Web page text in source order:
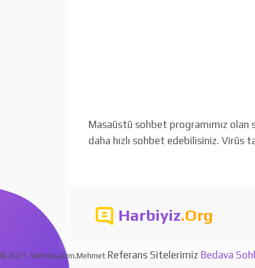
Masaüstü sohbet programımız olan
daha hızlı sohbet edebilisiniz. Virüs
Harbiyiz.Org
© 2021, Webtasarim.Mehmet Referans Sitelerimiz Bedava